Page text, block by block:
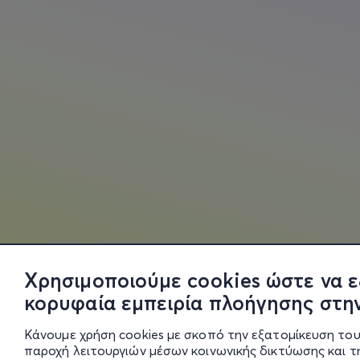
Χρησιμοποιούμε cookies ώστε να
κορυφαία εμπειρία πλοήγησης
Κάνουμε χρήση cookies με σκοπό την εξατομίκευση
παροχή λειτουργιών μέσων κοινωνικής δικτύωσης και